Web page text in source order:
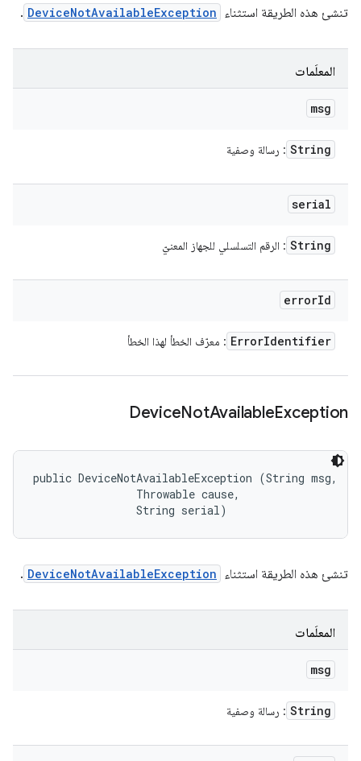
تنشئ هذه الطريقة استثناء DeviceNotAvailableException
.
المعلَمات
msg
String : رسالة وصفية
serial
String : الرقم التسلسلي للجهاز المعنيّ
errorId
ErrorIdentifier : معرّف الخطأ لهذا الخطأ
DeviceNotAvailableException
public DeviceNotAvailableException (String msg,
                Throwable cause,
                String serial)
تنشئ هذه الطريقة استثناء DeviceNotAvailableException
.
المعلَمات
msg
String : رسالة وصفية